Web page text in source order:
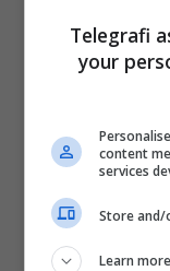
Telegrafi
your
content
services
Store and/
Learn more